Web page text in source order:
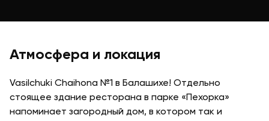
Атмосфера и локация
Vasilchuki Chaihona №1 в Балашихе! Отдельно
стоящее здание ресторана в парке «Пехорка»
напоминает загородный дом, в котором так и